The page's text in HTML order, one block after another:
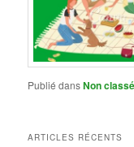
Publié dansNon classé
ARTICLES RÉCENTS